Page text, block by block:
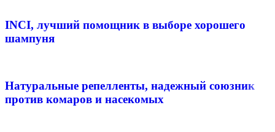
INCI, лучший помощник в выборе хорошего
шампуня
Натуральные репелленты, надежный союзник
против комаров и насекомых